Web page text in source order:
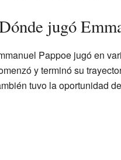
jugó
Pappoe jugó en
y terminó su
tuvo la oportunidad